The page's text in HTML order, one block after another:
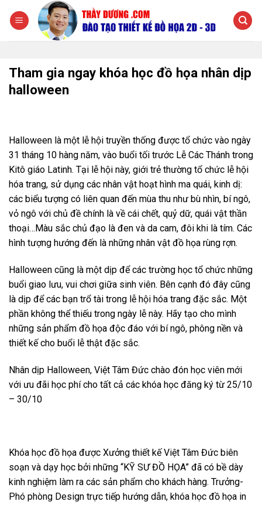
đến
Tham gia ngay khóa học đồ họa nhân dịp
halloween
Halloween là một lễ hội truyền thống được tổ chức vào ngày
31 tháng 10 hàng năm, vào buổi tối trước Lễ Các Thánh trong
Kitô giáo Latinh. Tại lễ hội này, giới trẻ thường tổ chức lễ hội
hóa trang, sử dụng các nhân vật hoạt hình ma quái, kinh dị:
các biểu tượng có liên quan đến mùa thu như bù nhìn, bí ngô,
vỏ ngô với chủ đề chính là về cái chết, quỷ dữ, quái vật thần
thoại…Màu sắc chủ đạo là đen và da cam, đôi khi là tím. Các
hình tượng hướng đến là những nhân vật đồ họa rùng rợn.
Halloween cũng là một dịp để các trường học tổ chức những
buổi giao lưu, vui chơi giữa sinh viên. Bên cạnh đó đây cũng
là dịp để các bạn trổ tài trong lễ hội hóa trang đặc sắc. Một
phần không thể thiếu trong ngày lễ này. Hãy tạo cho mình
những sản phẩm đồ họa độc đáo với bí ngô, phông nền và
thiết kế cho buổi lễ thật đặc sắc.
Nhân dịp Halloween, Việt Tâm Đức chào đón học viên mới
với ưu đãi học phí cho tất cả các khóa học đăng ký từ 25/10
– 30/10
Khóa học đồ họa được Xưởng thiết kế Việt Tâm Đức biên
soạn và dạy học bởi những “KỸ SƯ ĐỒ HỌA” đã có bề dày
kinh nghiệm làm ra các sản phẩm cho khách hàng. Trưởng-
Phó phòng Design trực tiếp hướng dẫn, khóa học đồ họa in